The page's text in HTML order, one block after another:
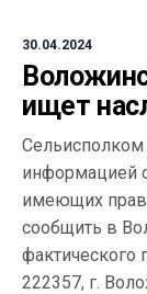
30.04.2024
ищет
Сельисполком
информацией
имеющих
сообщить в
фактического
222357, г.